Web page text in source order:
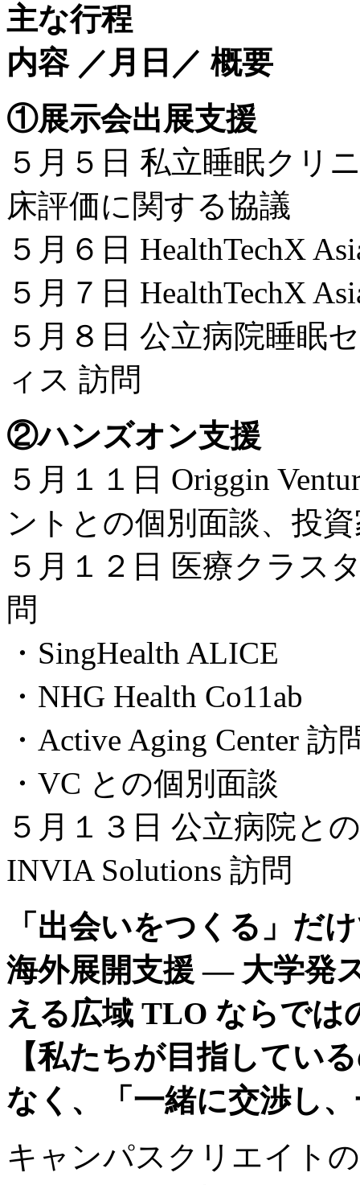
主な行程
内容 ／月日／ 概要
①展示会出展支援
５月５日 私立睡眠クリ
床評価に関する協議
５月６日 HealthTechX
５月７日 HealthTechX
５月８日 公立病院睡眠
ィス 訪問
②ハンズオン支援
５月１１日 Origgin
ントとの個別面談、投
５月１２日 医療クラス
問
・SingHealth ALICE
・NHG Health Co11ab
・Active Aging Center 訪
・VC との個別面談
５月１３日 公立病院と
INVIA Solutions 訪問
「出会いをつくる」だ
海外展開支援 ― 大学発
える広域 TLO ならで
【私たちが目指してい
なく、「一緒に交渉し
キャンパスクリエイト